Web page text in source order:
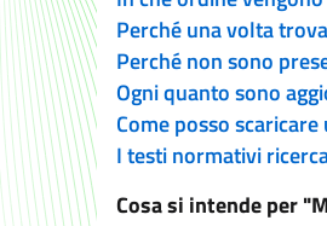
Perché una volta
Perché non sono
Ogni quanto sono
Come posso
I testi normativi
Cosa si intende per